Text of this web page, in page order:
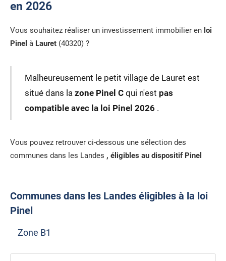
en 2026
Vous souhaitez réaliser un investissement immobilier en loi
Pinel à Lauret (40320) ?
Malheureusement le petit village de Lauret est
situé dans la zone Pinel Cqui n'est pas
compatible avec la loi Pinel 2026 .
Vous pouvez retrouver ci-dessous une sélection des
communes dans les Landes , éligibles au dispositif Pinel
Communes dans les Landes éligibles à la loi
Pinel
Zone B1